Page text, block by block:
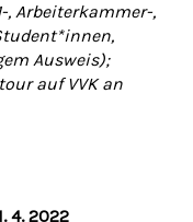
, Arbeiterkammer-,
Ausweis);
auf VVK an
4. 2022